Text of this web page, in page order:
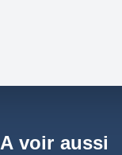
A voir aussi